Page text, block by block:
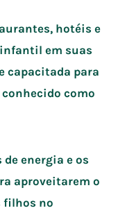
hotéis e
em suas
capacitada para
como
energia e os
aproveitarem o
filhos no